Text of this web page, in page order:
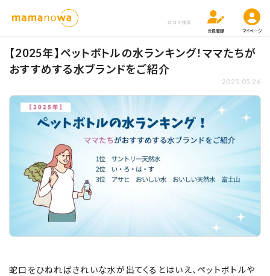
口コミ検索
会員登録
マイページ
【2025年】ペットボトルの水ランキング！ママたちが
おすすめする水ブランドをご紹介
2025.05.26
蛇口をひねればきれいな水が出てくるとはいえ、ペットボトルや